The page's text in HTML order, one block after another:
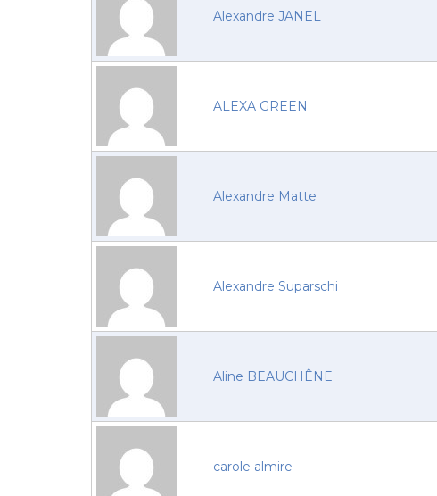
Alexandre JANEL
ALEXA GREEN
Alexandre Matte
Alexandre Suparschi
Aline BEAUCHÊNE
carole almire